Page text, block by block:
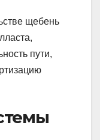
щебень
пути,